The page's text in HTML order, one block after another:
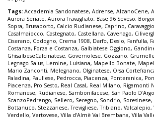
Tags: Accademia Sandonatese, Adrense, AlzanoCene,
Aurora Seriate, Aurora Travagliato, Base 96 Seveso,
Sopra, Brusaporto, Calcio Rudianese, Caprino, Caravaggio
Casalmaiocco, Castegnato, Castellana, Cavenago,
Ciserano, Codogno, Crema 1908, Darfo, Desio, Fanfulla,
Costanza, Forza e Costanza, Galbiatese Oggiono,
GhisalbeseCalcinatese, Governolese, Gozzano,
Legnago Salus, Lemine, Luisiana, Mapello Bonate,
Mario Zanconti, Melegnano, Olginatese, Orsa
Paladina, Paullese, Pedrocca, Piacenza, Ponteranica,
Piacenza, Pro Sesto, Real Casal, Real Milano, Rigamonti
Romanese, Rudianese, Sambonifacese, San Paolo
ScanzoPedrengo, Sellero, Seregno, Sondrio, Soresinese,
Bottanuco, Stezzanese,Trevigliese,Tribiano, Valcalepio,
Verdello, Vertovese, Villa d'Almè Val Brembana, Villa